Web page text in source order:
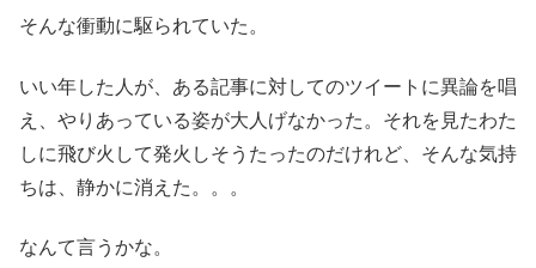
そんな衝動に駆られていた。
いい年した人が、ある記事に対してのツイートに異論を唱
え、やりあっている姿が大人げなかった。それを見たわた
しに飛び火して発火しそうたったのだけれど、そんな気持
ちは、静かに消えた。。。
なんて言うかな。